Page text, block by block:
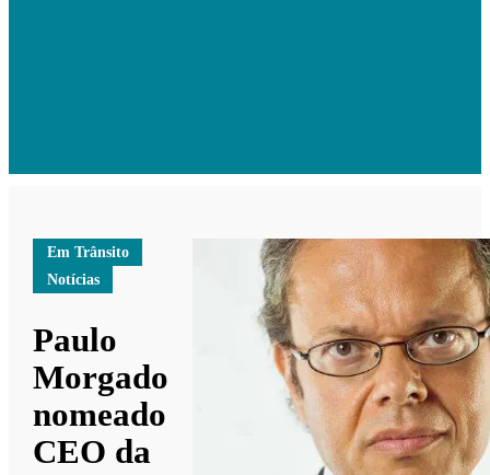
Em Trânsito
Notícias
Paulo
Morgado
nomeado
CEO da